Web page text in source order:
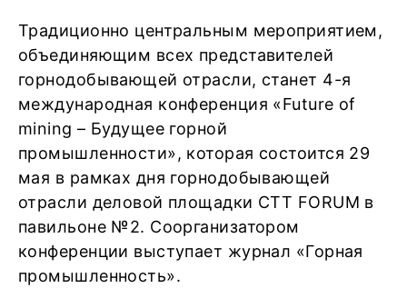
Традиционно центральным мероприятием,
объединяющим всех представителей
горнодобывающей отрасли, станет 4-я
международная конференция «Future of
mining – Будущее горной
промышленности», которая состоится 29
мая в рамках дня горнодобывающей
отрасли деловой площадки CTT FORUM в
павильоне №2. Соорганизатором
конференции выступает журнал «Горная
промышленность».